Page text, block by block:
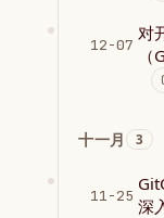
12-07
对
十一月 3
11-25 深